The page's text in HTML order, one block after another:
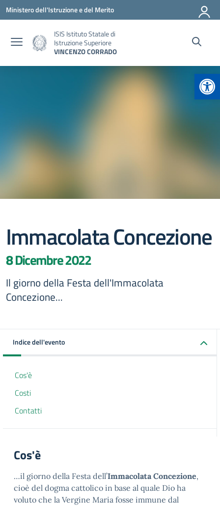
Vai ai contenuti
Vai al menu di navigazione
Vai al footer
Ministero dell'Istruzione e del Merito
ISIS Istituto Statale di
Istruzione Superiore
VINCENZO CORRADO
Immacolata Concezione
8 Dicembre 2022
Il giorno della Festa dell'Immacolata
Concezione...
Indice dell'evento
Cos'è
Costi
Contatti
Cos'è
…il giorno della Festa dell’Immacolata Concezione,
cioè del dogma cattolico in base al quale Dio ha
voluto che la Vergine Maria fosse immune dal